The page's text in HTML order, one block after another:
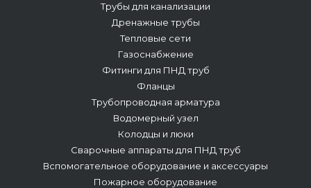
Трубы для канализации
Дренажные трубы
Тепловые сети
Газоснабжение
Фитинги для ПНД труб
Фланцы
Трубопроводная арматура
Водомерный узел
Колодцы и люки
Сварочные аппараты для ПНД труб
Вспомогательное оборудование и аксессуары
Пожарное оборудование